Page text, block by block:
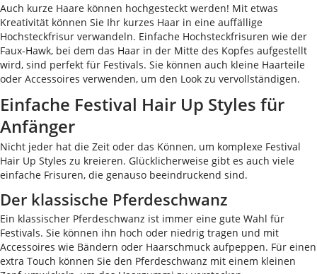
Auch kurze Haare können hochgesteckt werden! Mit etwas
Kreativität können Sie Ihr kurzes Haar in eine auffällige
Hochsteckfrisur verwandeln. Einfache Hochsteckfrisuren wie der
Faux-Hawk, bei dem das Haar in der Mitte des Kopfes aufgestellt
wird, sind perfekt für Festivals. Sie können auch kleine Haarteile
oder Accessoires verwenden, um den Look zu vervollständigen.
Einfache Festival Hair Up Styles für
Anfänger
Nicht jeder hat die Zeit oder das Können, um komplexe Festival
Hair Up Styles zu kreieren. Glücklicherweise gibt es auch viele
einfache Frisuren, die genauso beeindruckend sind.
Der klassische Pferdeschwanz
Ein klassischer Pferdeschwanz ist immer eine gute Wahl für
Festivals. Sie können ihn hoch oder niedrig tragen und mit
Accessoires wie Bändern oder Haarschmuck aufpeppen. Für einen
extra Touch können Sie den Pferdeschwanz mit einem kleinen